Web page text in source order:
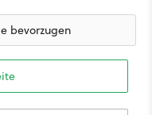
bevorzugen